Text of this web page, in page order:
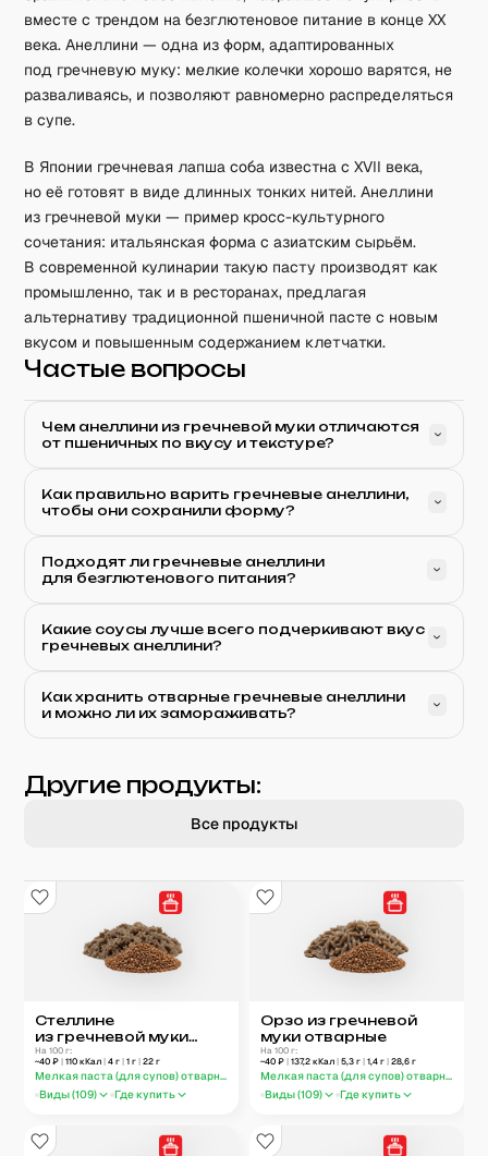
вместе с трендом на безглютеновое питание в конце XX
века. Анеллини — одна из форм, адаптированных
под гречневую муку: мелкие колечки хорошо варятся, не
разваливаясь, и позволяют равномерно распределяться
в супе.
В Японии гречневая лапша соба известна с XVII века,
но её готовят в виде длинных тонких нитей. Анеллини
из гречневой муки — пример кросс-культурного
сочетания: итальянская форма с азиатским сырьём.
В современной кулинарии такую пасту производят как
промышленно, так и в ресторанах, предлагая
альтернативу традиционной пшеничной пасте с новым
вкусом и повышенным содержанием клетчатки.
Частые вопросы
Чем анеллини из гречневой муки отличаются
от пшеничных по вкусу и текстуре?
Как правильно варить гречневые анеллини,
чтобы они сохранили форму?
Подходят ли гречневые анеллини
для безглютенового питания?
Какие соусы лучше всего подчеркивают вкус
гречневых анеллини?
Как хранить отварные гречневые анеллини
и можно ли их замораживать?
Другие продукты:
Все продукты
Стеллине
из гречневой муки
отварные
На 100 г:
~40 ₽| 110 кКал| 4 г| 1 г| 22 г
Мелкая паста (для супов) отварная
Виды (109) Где купить
Орзо из гречневой
муки отварные
На 100 г:
~40 ₽ | 137,2 кКал | 5,3 г | 1,4 г | 28,6 г
Мелкая паста (для супов) отварная
Виды (109) Где купить